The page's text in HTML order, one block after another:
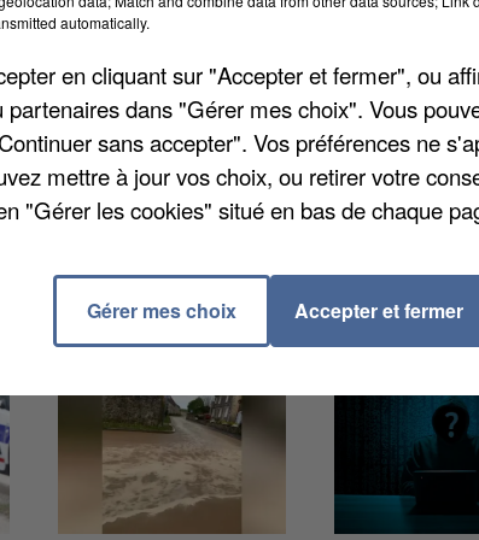
dans un champ situé entre la route de
le maire de la commune a contacté le
jours. Ces obus dateraient de la
en attendant leur destruction.
automatically.
en cliquant sur "Accepter et fermer", ou
partenaires dans "Gérer mes choix". Vous
sans accepter". Vos préférences ne
mettre à jour vos choix, ou retirer votre
"Gérer les cookies" situé en bas de chaque
Gérer mes choix Accepter et fermer